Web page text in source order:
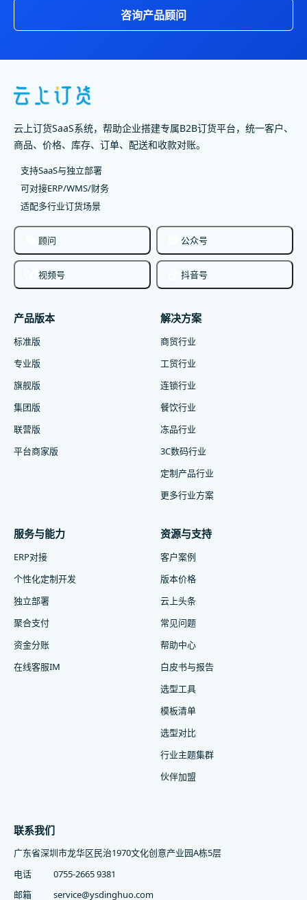
咨询产品顾问
云上订货SaaS系统，帮助企业搭建专属B2B订货平台，统一客户、
商品、价格、库存、订单、配送和收款对账。
支持SaaS与独立部署
可对接ERP/WMS/财务
适配多行业订货场景
顾问 公众号
视频号 抖音号
产品版本
标准版
专业版
旗舰版
集团版
联营版
平台商家版
解决方案
商贸行业
工贸行业
连锁行业
餐饮行业
冻品行业
3C数码行业
定制产品行业
更多行业方案
服务与能力
ERP对接
个性化定制开发
独立部署
聚合支付
资金分账
在线客服IM
资源与支持
客户案例
版本价格
云上头条
常见问题
帮助中心
白皮书与报告
选型工具
模板清单
选型对比
行业主题集群
伙伴加盟
联系我们
广东省深圳市龙华区民治1970文化创意产业园A栋5层
电话
0755-2665 9381
邮箱
service@ysdinghuo.com